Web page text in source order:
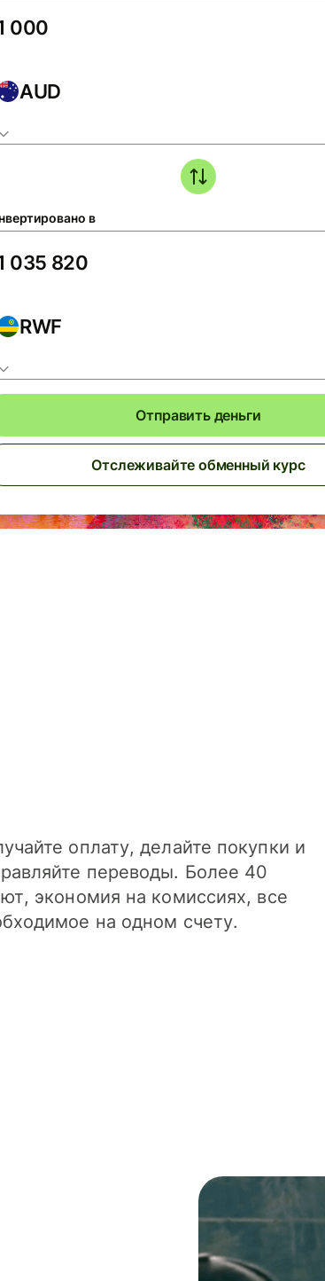
AUD
в
RWF
Отправить деньги
Отслеживайте обменный курс
оплату, делайте покупки и
переводы. Более 40
экономия на комиссиях, все
на одном счету.